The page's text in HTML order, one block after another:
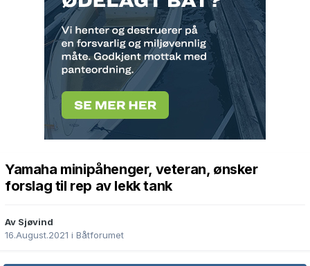
Yamaha minipåhenger, veteran, ønsker
forslag til rep av lekk tank
Av Sjøvind
16.August.2021 i Båtforumet